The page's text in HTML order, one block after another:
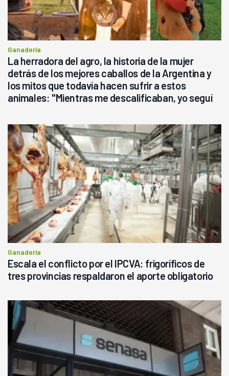
Ganadería
La herradora del agro, la historia de la mujer
detrás de los mejores caballos de la Argentina y
los mitos que todavía hacen sufrir a estos
animales: "Mientras me descalificaban, yo seguí
Ganadería
Escala el conflicto por el IPCVA: frigoríficos de
tres provincias respaldaron el aporte obligatorio